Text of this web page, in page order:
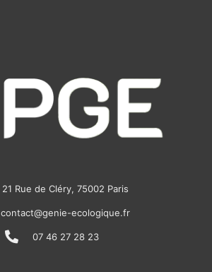
21 Rue de Cléry, 75002 Paris
contact@genie-ecologique.fr
07 46 27 28 23